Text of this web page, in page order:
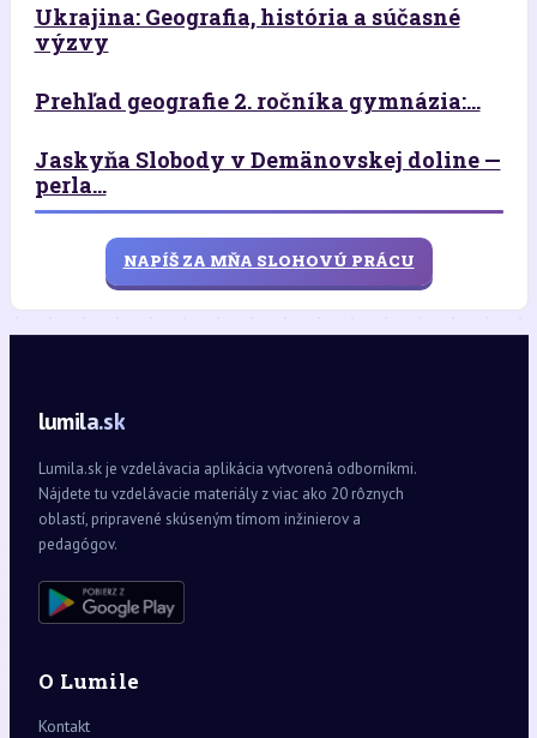
Ukrajina: Geografia, história a súčasné
výzvy
Prehľad geografie 2. ročníka gymnázia:...
Jaskyňa Slobody v Demänovskej doline —
perla...
NAPÍŠ ZA MŇA SLOHOVÚ PRÁCU
lumila.sk
Lumila.sk je vzdelávacia aplikácia vytvorená odborníkmi.
Nájdete tu vzdelávacie materiály z viac ako 20 rôznych
oblastí, pripravené skúseným tímom inžinierov a
pedagógov.
O Lumile
Kontakt